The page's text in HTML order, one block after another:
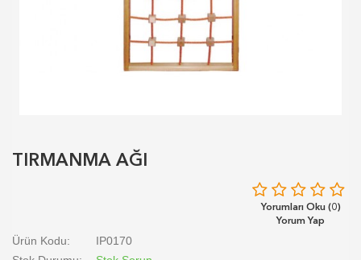
TIRMANMA AĞI
Yorumları Oku (0)
Yorum Yap
Ürün Kodu:
IP0170